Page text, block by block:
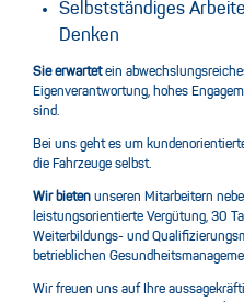
Selbstständiges
Denken
Sie erwartetein
Eigenverantwortung, hohes
sind.
Bei uns geht es um
die Fahrzeuge selbst.
Wir bieten unseren Mitarbeitern
leistungsorientierte Vergütung, 30
Weiterbildungs- und
betrieblichen
Wir freuen uns auf Ihre